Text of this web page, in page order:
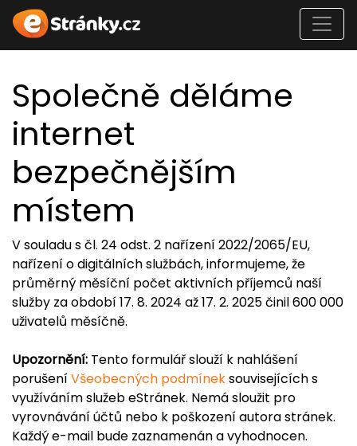
Společně děláme
internet
bezpečnějším
místem
V souladu s čl. 24 odst. 2 nařízení 2022/2065/EU,
nařízení o digitálních službách, informujeme, že
průměrný měsíční počet aktivních příjemců naší
služby za období 17. 8. 2024 až 17. 2. 2025 činil 600 000
uživatelů měsíčně.
Upozornění: Tento formulář slouží k nahlášení
porušeníVšeobecných podmíneksouvisejících s
využíváním služeb eStránek. Nemá sloužit pro
vyrovnávání účtů nebo k poškození autora stránek.
Každý e-mail bude zaznamenán a vyhodnocen.